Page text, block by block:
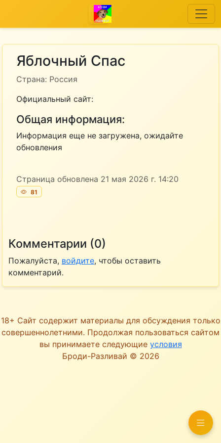
Яблочный Спас
Страна: Россия
Официальный сайт:
Общая информация:
Информация еще не загружена, ожидайте
обновления
Страница обновлена 21 мая 2026 г. 14:20
81
Комментарии (0)
Пожалуйста, войдите, чтобы оставить
комментарий.
18+ Сайт содержит материалы для обсуждения только
совершеннолетними. Продолжая пользоваться сайтом
вы принимаете следующие условия
Броди-Разливай © 2026